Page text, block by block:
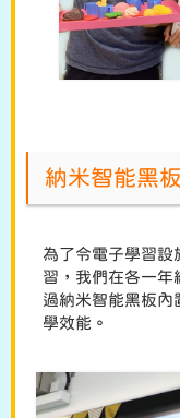
納米智能黑板
為了令電子學習設
習，我們在各一年
過納米智能黑板內
學效能。